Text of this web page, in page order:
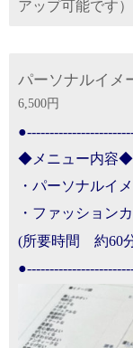
アップ可能です）
パーソナルイメ
6,500円
◆メニュー内容◆
・パーソナルイ
・ファッション
(所要時間 約60分